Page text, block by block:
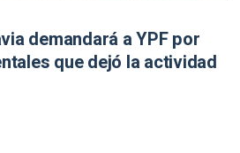
demandará a YPF por
que dejó la actividad